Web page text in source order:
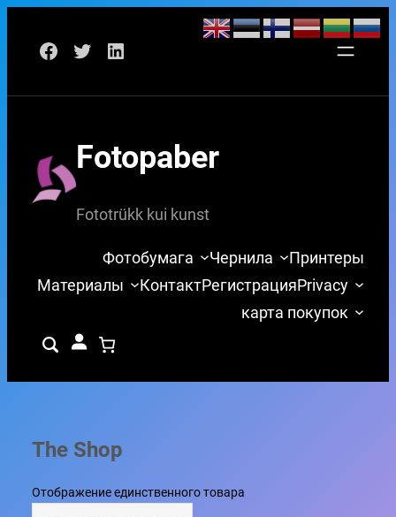
Facebook
TwitterLinkedIn
Fotopaber
Fototrükk kui kunst
Фотобумага Чернила
Принтеры
Материалы
КонтактРегистрацияPrivacy
карта покупок
The Shop
Отображение единственного товара